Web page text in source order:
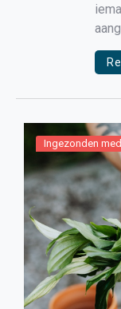
Iets
Ingezonden